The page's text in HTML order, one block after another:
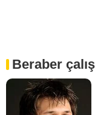
Beraber